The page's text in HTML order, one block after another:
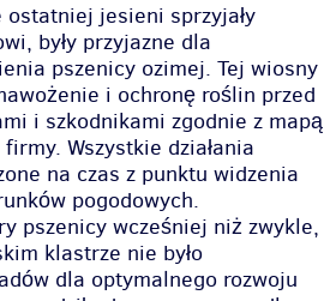
ostatniej jesieni sprzyjały
były przyjazne dla
pszenicy ozimej. Tej wiosny
i ochronę roślin przed
i szkodnikami zgodnie z mapą
Wszystkie działania
na czas z punktu widzenia
pogodowych.
pszenicy wcześniej niż zwykle,
klastrze nie było
dla optymalnego rozwoju